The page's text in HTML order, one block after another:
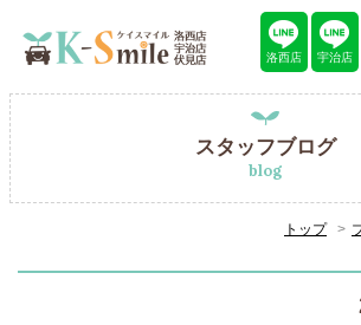
洛西店 宇治店
スタッフブログ
blog
トップ